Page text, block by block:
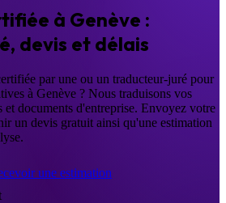
à Genève :
devis et délais
par une ou un traducteur-juré pour
à Genève ? Nous traduisons vos
documents d'entreprise. Envoyez votre
un devis gratuit ainsi qu'une estimation
une estimation